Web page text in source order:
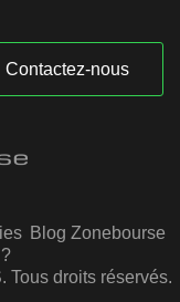
Contactez-nous
Blog Zonebourse
Tous droits réservés.